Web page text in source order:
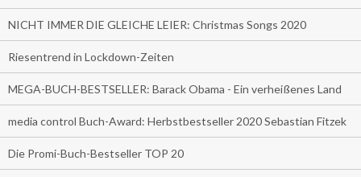
NICHT IMMER DIE GLEICHE LEIER: Christmas Songs 2020
Riesentrend in Lockdown-Zeiten
MEGA-BUCH-BESTSELLER: Barack Obama - Ein verheißenes Land
media control Buch-Award: Herbstbestseller 2020 Sebastian Fitzek
Die Promi-Buch-Bestseller TOP 20